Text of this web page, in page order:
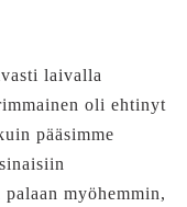
laivalla
oli ehtinyt
pääsimme
myöhemmin,